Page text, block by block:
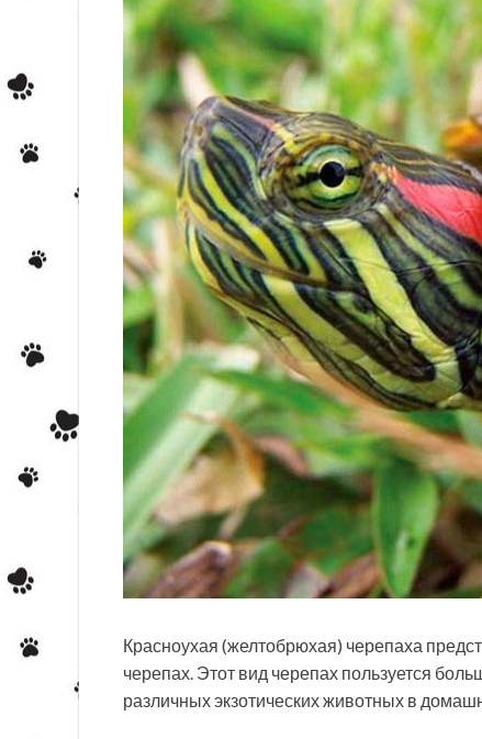
Красноухая (желтобрюхая) черепаха
черепах. Этот вид черепах пользуется
различных экзотических животных в